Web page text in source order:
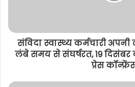
संविदा स्वास्थ्य कर्मचारी
लंबे समय से संघर्षरत, 19
प्रेस